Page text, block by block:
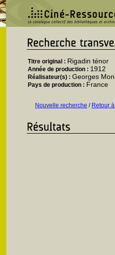
Titre original : Rigadin ténor
Année de production : 1912
Réalisateur(s) : Georges
Pays de production : France
Nouvelle recherche / Retour